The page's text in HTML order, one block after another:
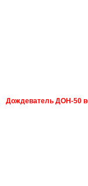
Дождеватель ДОН-50